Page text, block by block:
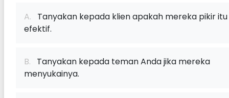
A. Tanyakan kepada klien apakah mereka pikir itu
efektif.
B. Tanyakan kepada teman Anda jika mereka
menyukainya.